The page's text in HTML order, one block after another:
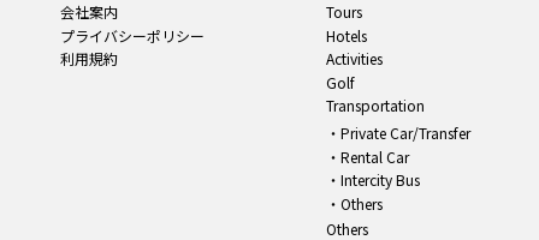
Tours
Hotels
Activities
Golf
Transportation
Private Car/Transfer
Rental Car
Intercity Bus
Others
Others
会社案内
プライバシーポリシー
利用規約